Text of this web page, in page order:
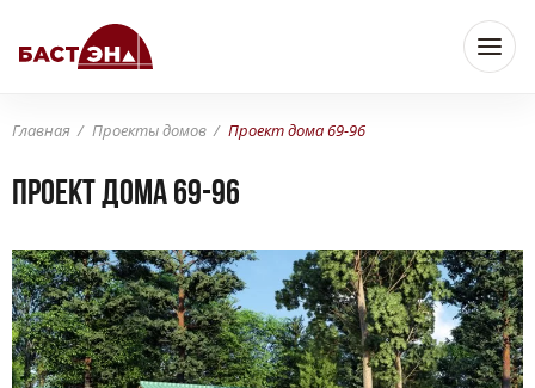
Главная Проекты домов Проект дома 69-96
Проект дома 69-96